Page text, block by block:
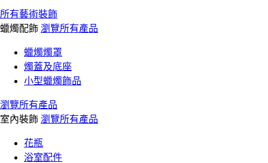
所有藝術裝飾
蠟燭配飾 瀏覽所有產品
蠟燭燭罩
燭蓋及底座
小型蠟燭飾品
瀏覽所有產品
室內裝飾 瀏覽所有產品
花瓶
浴室配件